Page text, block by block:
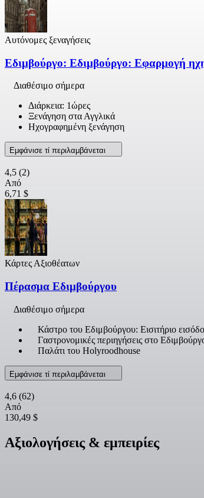
Αυτόνομες ξεναγήσεις
Εδιμβούργο: Εδιμβούργο: Εφαρμογή
Διαθέσιμο σήμερα
Διάρκεια: 1ώρες
Ξενάγηση στα Αγγλικά
Ηχογραφημένη ξενάγηση
Εμφάνισε τί περιλαμβάνεται
4,5 (2)
Από
6,71 $
Κάρτες Αξιοθέατων
Πέρασμα Εδιμβούργου
Διαθέσιμο σήμερα
Κάστρο του Εδιμβούργου: Εισιτήριο
Γαστρονομικές περιηγήσεις στο
Παλάτι του Holyroodhouse
Εμφάνισε τί περιλαμβάνεται
4,6 (62)
Από
130,49 $
Αξιολογήσεις & εμπειρίες